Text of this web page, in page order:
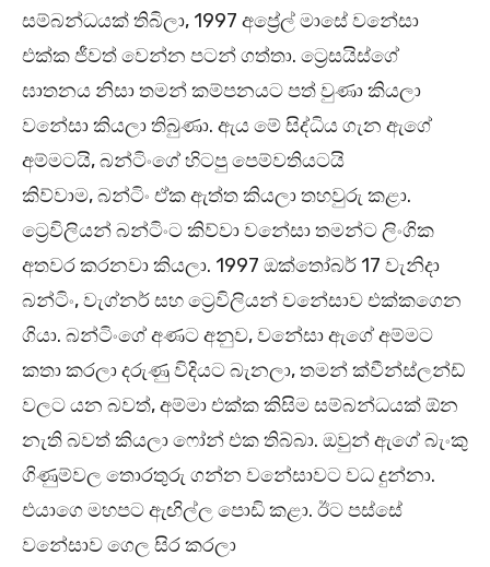
සම්බන්ධයක් තිබිලා, 1997 අප්‍රේල් මාසේ වනේසා
එක්ක ජීවත් වෙන්න පටන් ගත්තා. ට්‍රෙසයිස්ගේ
ඝාතනය නිසා තමන් කම්පනයට පත් වුණා කියලා
වනේසා කියලා තිබුණා. ඇය මේ සිද්ධිය ගැන ඇගේ
අම්මටයි, බන්ටිංගේ හිටපු පෙම්වතියටයි
කිව්වාම, බන්ටිං ඒක ඇත්ත කියලා තහවුරු කළා.
ට්‍රෙවිලියන් බන්ටිංට කිව්වා වනේසා තමන්ට ලිංගික
අතවර කරනවා කියලා. 1997 ඔක්තෝබර් 17 වැනිදා
බන්ටිං, වැග්නර් සහ ට්‍රෙවිලියන් වනේසාව එක්කගෙන
ගියා. බන්ටිංගේ අණට අනුව, වනේසා ඇගේ අම්මට
කතා කරලා දරුණු විදියට බැනලා, තමන් ක්වීන්ස්ලන්ඩ්
වලට යන බවත්, අම්මා එක්ක කිසිම සම්බන්ධයක් ඕන
නැති බවත් කියලා ෆෝන් එක තිබ්බා. ඔවුන් ඇගේ බැංකු
ගිණුම්වල තොරතුරු ගන්න වනේසාවට වධ දුන්නා.
එයාගෙ මහපට ඇඟිල්ල පොඩි කළා. ඊට පස්සේ
වනේසාව ගෙල සිර කරලා